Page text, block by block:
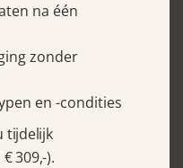
jouw natuurlijke
effectieve
hoe je er
na één
zonder
en -condities
tijdelijk
309,-).